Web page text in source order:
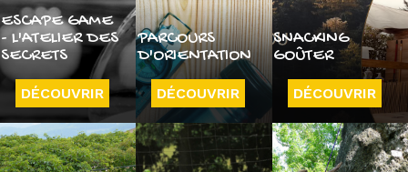
ESCAPE GAME
- L'ATELIER DES
SECRETS
DÉCOUVRIR
PARCOURS
D'ORIENTATION
DÉCOUVRIR
SNACKING
GOÛTER
DÉCOUVRIR